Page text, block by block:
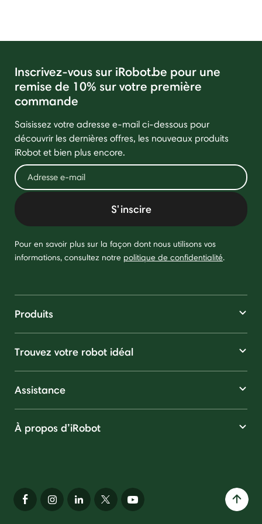
Inscrivez-vous sur iRobot.be pour une
remise de 10% sur votre première
commande
Saisissez votre adresse e-mail ci-dessous pour
découvrir les dernières offres, les nouveaux produits
iRobot et bien plus encore.
S'inscire
Pour en savoir plus sur la façon dont nous utilisons vos
informations, consultez notre politique de confidentialité.
Produits
Trouvez votre robot idéal
Assistance
À propos d’iRobot